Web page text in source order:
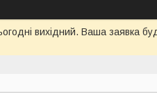
вихідний. Ваша заявка